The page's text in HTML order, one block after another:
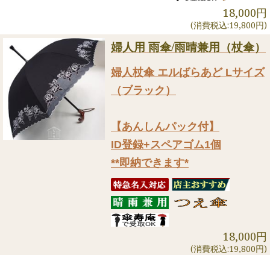
18,000円
(消費税込:19,800円)
婦人用 雨傘/雨晴兼用（杖傘）
婦人杖傘 エルばらあど Lサイズ
（ブラック）
【あんしんパック付】
ID登録+スペアゴム1個
**即納できます*
18,000円
(消費税込:19,800円)